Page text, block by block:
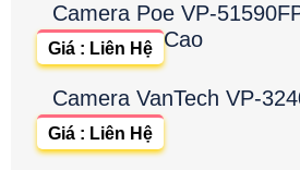
Camera Poe VP-
Cao
Giá : Liên Hệ
Camera VanTech VP-
Giá : Liên Hệ